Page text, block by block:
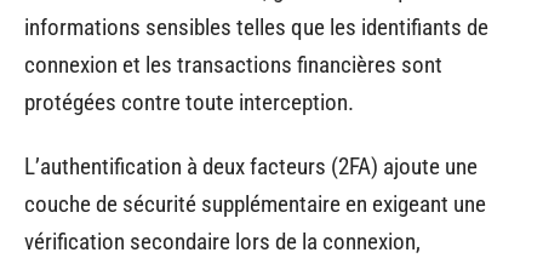
informations sensibles telles que les identifiants de
connexion et les transactions financières sont
protégées contre toute interception.
L’authentification à deux facteurs (2FA) ajoute une
couche de sécurité supplémentaire en exigeant une
vérification secondaire lors de la connexion,